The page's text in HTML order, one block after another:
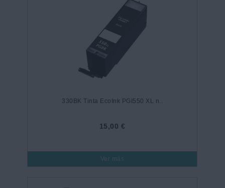
330BK Tinta EcoInk PGI550 XL n..
15,00 €
Ver más